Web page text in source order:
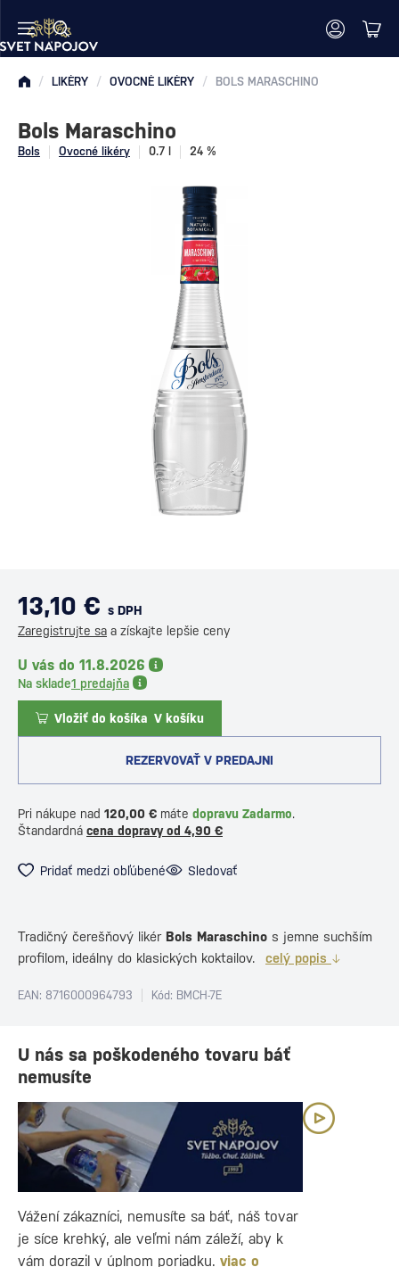
/ LIKÉRY / OVOCNÉ LIKÉRY / BOLS MARASCHINO
Bols Ovocné likéry 0.7 l 24 %
Bols Maraschino
13,10 € s DPH
Zaregistrujte sa a získajte lepšie ceny
U vás do 11.8.2026
Na sklade1 predajňa
Vložiť do košíka V košíku
REZERVOVAŤ V PREDAJNI
Pri nákupe nad 120,00 € máte dopravu Zadarmo.
Štandardná cena dopravy od 4,90 €
Pridať medzi obľúbené Sledovať
Tradičný čerešňový likérBols Maraschino s jemne suchším
profilom, ideálny do klasických koktailov.
celý popis
EAN: 8716000964793 Kód: BMCH-7E
U nás sa poškodeného tovaru báť
nemusíte
Vážení zákazníci, nemusíte sa báť, náš tovar
je síce krehký, ale veľmi nám záleží, aby k
vám dorazil v úplnom poriadku. viac o